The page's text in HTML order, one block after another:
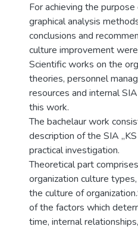
For achieving the
graphical analysis
conclusions and
culture improvement
Scientific works on the
theories, personnel
resources and internal
this work.
The bachelaur work
description of the SIA
practical investigation.
Theoretical part
organization culture
the culture of
of the factors which
time, internal